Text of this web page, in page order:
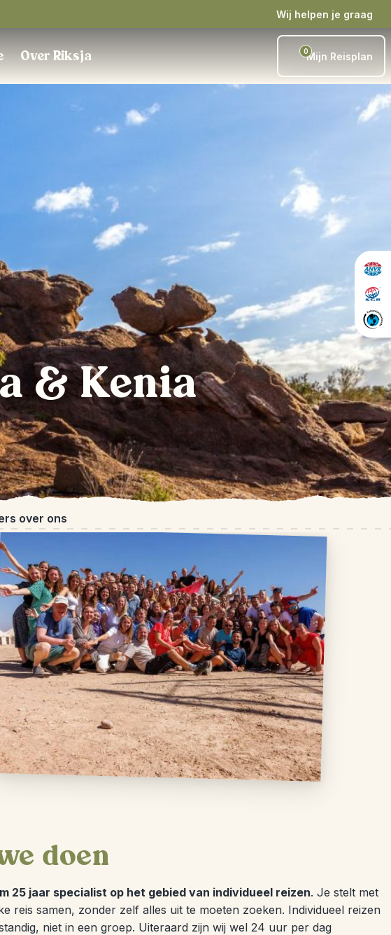
Wij helpen je graag
Over Riksja 0Mijn Reisplan
& Kenia
over ons
doen
25 jaar specialist op het gebied van individueel reizen. Je stelt met
reis samen, zonder zelf alles uit te moeten zoeken. Individueel reizen
niet in een groep. Uiteraard zijn wij wel 24 uur per dag